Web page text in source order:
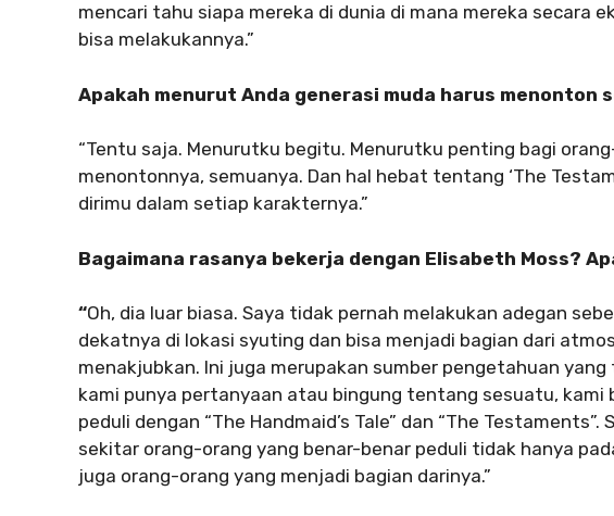
mencari tahu siapa mereka di dunia di mana mereka secara
bisa melakukannya.”
Apakah menurut Anda generasi muda harus menonton
“Tentu saja. Menurutku begitu. Menurutku penting bagi
menontonnya, semuanya. Dan hal hebat tentang ‘The
dirimu dalam setiap karakternya.”
Bagaimana rasanya bekerja dengan Elisabeth Moss?
“Oh, dia luar biasa. Saya tidak pernah melakukan adegan
dekatnya di lokasi syuting dan bisa menjadi bagian dari
menakjubkan. Ini juga merupakan sumber pengetahuan
kami punya pertanyaan atau bingung tentang sesuatu, kami
peduli dengan “The Handmaid’s Tale” dan “The
sekitar orang-orang yang benar-benar peduli tidak hanya
juga orang-orang yang menjadi bagian darinya.”